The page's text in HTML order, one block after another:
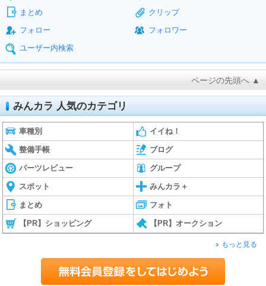
まとめ
クリップ
フォロー
フォロワー
ユーザー内検索
ページの先頭へ ▲
みんカラ 人気のカテゴリ
車種別 イイね！
整備手帳 ブログ
パーツレビュー グループ
スポット みんカラ＋
まとめ フォト
【PR】ショッピング 【PR】オークション
もっと見る